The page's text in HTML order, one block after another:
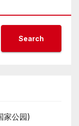
Search
公园)